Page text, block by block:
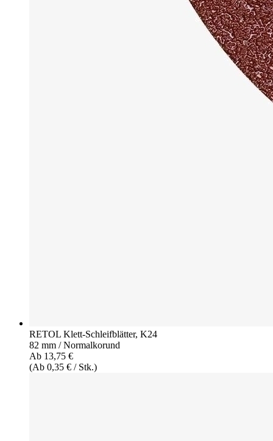
RETOL Klett-Schleifblätter, K24
82 mm / Normalkorund
Ab 13,75 €
(Ab 0,35 € / Stk.)